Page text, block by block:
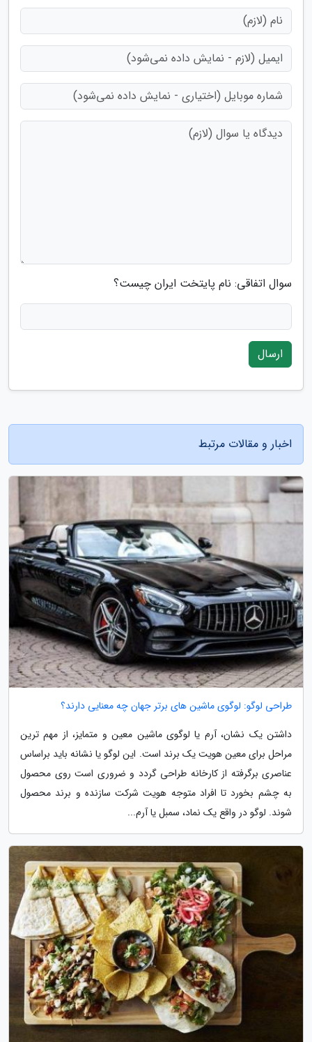
سوال اتفاقی: نام پایتخت ایران چیست؟
ارسال
اخبار و مقالات مرتبط
طراحی لوگو: لوگوی ماشین های برتر جهان چه معنایی دارند؟
داشتن یک نشان، آرم یا لوگوی ماشین معین و متمایز، از مهم ترین
مراحل برای معین هویت یک برند است. این لوگو یا نشانه باید براساس
عناصری برگرفته از کارخانه طراحی گردد و ضروری است روی محصول
به چشم بخورد تا افراد متوجه هویت شرکت سازنده و برند محصول
شوند. لوگو در واقع یک نماد، سمبل یا آرم...